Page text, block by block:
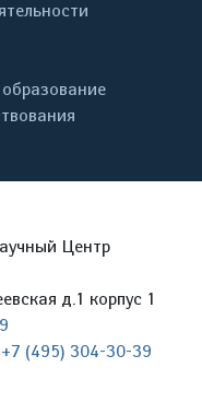
Центр
д.1 корпус 1
+7 (495) 304-30-39